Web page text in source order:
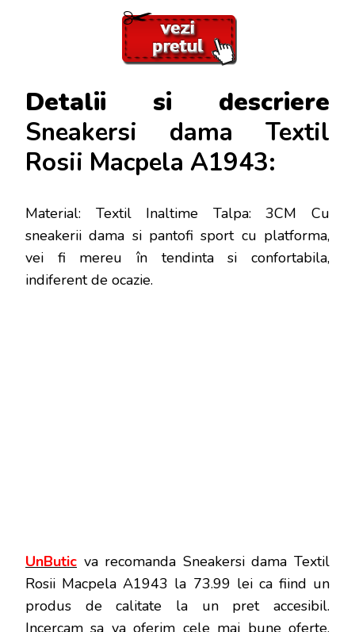
Detalii si descriere
Sneakersi dama Textil
Rosii Macpela A1943:
Material: Textil Inaltime Talpa: 3CM Cu
sneakerii dama si pantofi sport cu platforma,
vei fi mereu în tendinta si confortabila,
indiferent de ocazie.
UnButic va recomanda Sneakersi dama Textil
Rosii Macpela A1943 la 73.99 lei ca fiind un
produs de calitate la un pret accesibil.
Incercam sa va oferim cele mai bune oferte,